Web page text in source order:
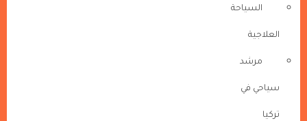
السياحة
العلاجية
مرشد
سياحي في
تركيا